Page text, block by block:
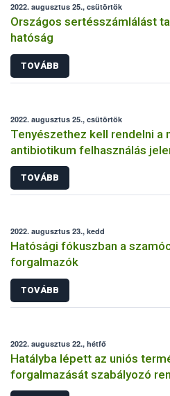
2022. augusztus 25., csütörtök
Országos sertésszámlálást
hatóság
TOVÁBB
2022. augusztus 25., csütörtök
Tenyészethez kell rendelni a
antibiotikum felhasználás
TOVÁBB
2022. augusztus 23., kedd
Hatósági fókuszban a
forgalmazók
TOVÁBB
2022. augusztus 22., hétfő
Hatályba lépett az uniós
forgalmazását szabályozó